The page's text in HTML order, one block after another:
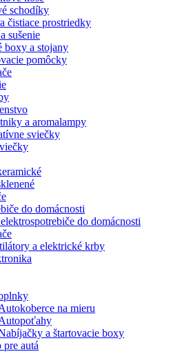
schodíky
čistiace prostriedky
sušenie
boxy a stojany
pomôcky
a aromalampy
sviečky
do domácnosti
do domácnosti
a elektrické krby
na mieru
a štartovacie boxy
pre autá